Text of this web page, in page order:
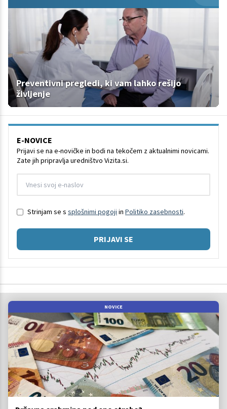
Preventivni pregledi, ki vam lahko rešijo
življenje
E-NOVICE
Prijavi se na e-novičke in bodi na tekočem z aktualnimi novicami.
Zate jih pripravlja uredništvo Vizita.si.
Strinjam se s splošnimi pogoji in Politiko zasebnosti.
PRIJAVI SE
NOVICE